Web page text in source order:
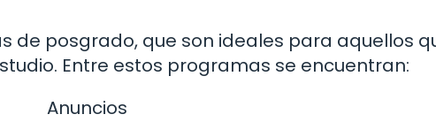
de posgrado, que son ideales para aquellos
Entre estos programas se encuentran:
Anuncios